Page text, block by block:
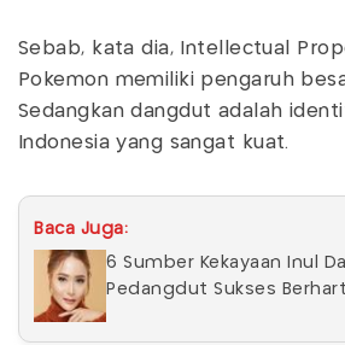
Sebab, kata dia, Intellectual
Pokémon memiliki pengaruh
Sedangkan dangdut adalah
Indonesia yang sangat kuat.
Baca Juga:
6 Sumber Kekayaan Inul
Pedangdut Sukses